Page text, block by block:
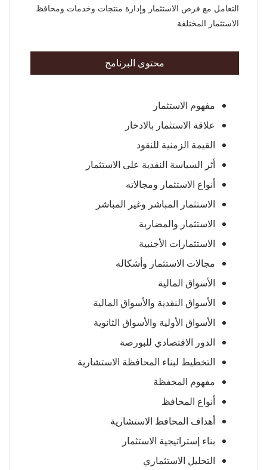
التعامل مع فرص الاستثمار وإدارة منتجات وخدمات ومحافظ
الاستثمار المختلفة
محتوى البرنامج
مفهوم الاستثمار
علاقة الاستثمار بالادخار
القيمة الزمنية للنقود
أثر السياسة النقدية على الاستثمار
أنواع الاستثمار ومجالاته
الاستثمار المباشر وغير المباشر
الاستثمار والمضاربة
الاستثمارات الأجنبية
مجالات الاستثمار وأشكاله
الأسواق المالية
الأسواق النقدية والأسواق المالية
الأسواق الأولية والأسواق الثانوية
الدور الاقتصادي للبورصة
التخطيط لبناء المحافظة الاستشارية
مفهوم المحفظة
أنواع المحافظ
أهداف المحافظ الاستشارية
بناء إستراتيجية الاستثمار
التحليل الاستثماري